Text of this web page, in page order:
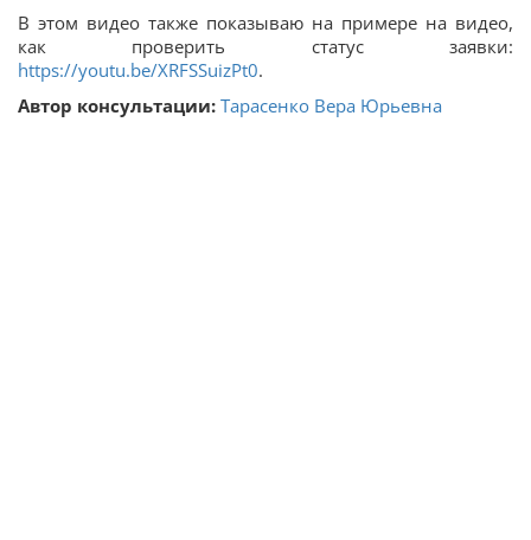
В этом видео также показываю на примере на видео,
как проверить статус заявки:
https://youtu.be/XRFSSuizPt0.
Автор консультации: Тарасенко Вера Юрьевна